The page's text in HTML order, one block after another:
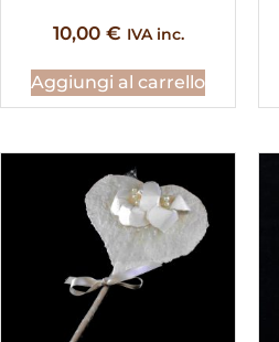
10,00 € IVA inc.
Aggiungi al carrello